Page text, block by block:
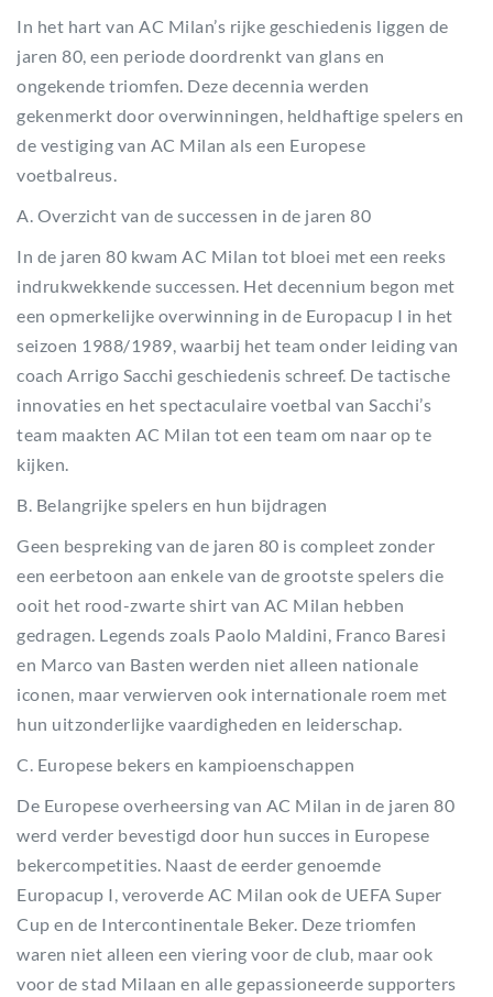
In het hart van AC Milan’s rijke geschiedenis liggen de
jaren 80, een periode doordrenkt van glans en
ongekende triomfen. Deze decennia werden
gekenmerkt door overwinningen, heldhaftige spelers en
de vestiging van AC Milan als een Europese
voetbalreus.
A. Overzicht van de successen in de jaren 80
In de jaren 80 kwam AC Milan tot bloei met een reeks
indrukwekkende successen. Het decennium begon met
een opmerkelijke overwinning in de Europacup I in het
seizoen 1988/1989, waarbij het team onder leiding van
coach Arrigo Sacchi geschiedenis schreef. De tactische
innovaties en het spectaculaire voetbal van Sacchi’s
team maakten AC Milan tot een team om naar op te
kijken.
B. Belangrijke spelers en hun bijdragen
Geen bespreking van de jaren 80 is compleet zonder
een eerbetoon aan enkele van de grootste spelers die
ooit het rood-zwarte shirt van AC Milan hebben
gedragen. Legends zoals Paolo Maldini, Franco Baresi
en Marco van Basten werden niet alleen nationale
iconen, maar verwierven ook internationale roem met
hun uitzonderlijke vaardigheden en leiderschap.
C. Europese bekers en kampioenschappen
De Europese overheersing van AC Milan in de jaren 80
werd verder bevestigd door hun succes in Europese
bekercompetities. Naast de eerder genoemde
Europacup I, veroverde AC Milan ook de UEFA Super
Cup en de Intercontinentale Beker. Deze triomfen
waren niet alleen een viering voor de club, maar ook
voor de stad Milaan en alle gepassioneerde supporters